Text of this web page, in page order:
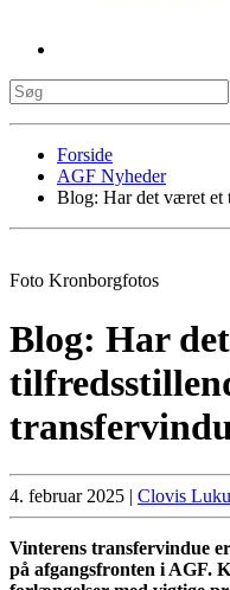
Forside
AGF Nyheder
Blog: Har det været et
Foto Kronborgfotos
Blog: Har
4. februar 2025 | Clovis
Vinterens transfervindue
på afgangsfronten i AGF.